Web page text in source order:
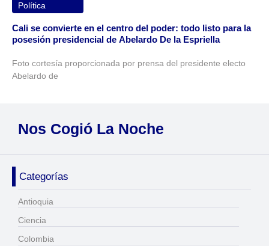
Política
Cali se convierte en el centro del poder: todo listo para la
posesión presidencial de Abelardo De la Espriella
Foto cortesía proporcionada por prensa del presidente electo
Abelardo de
Nos Cogió La Noche
Categorías
Antioquia
Ciencia
Colombia